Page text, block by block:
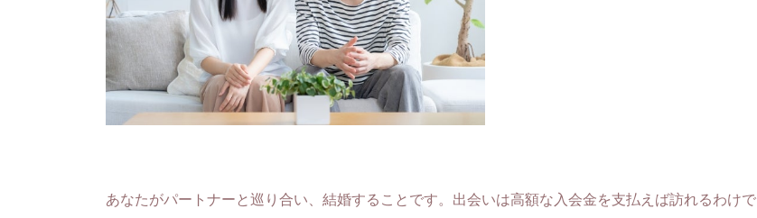
あなたがパートナーと巡り合い、結婚することです。出会いは高額な入会金を支払えば訪れるわけで